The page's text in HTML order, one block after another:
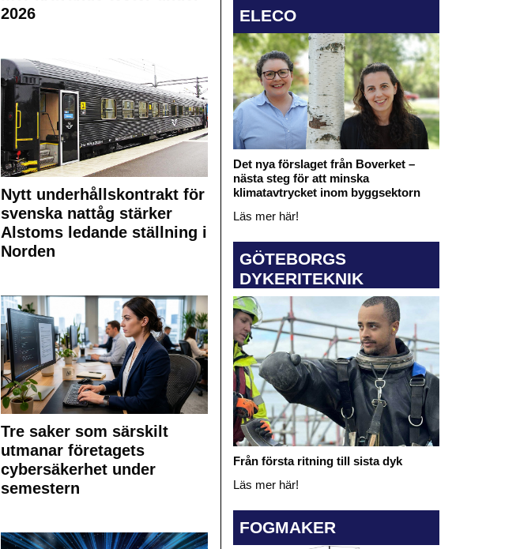
2026
Nytt underhållskontrakt för
svenska nattåg stärker
Alstoms ledande ställning i
Norden
Tre saker som särskilt
utmanar företagets
cybersäkerhet under
semestern
ELECO
Det nya förslaget från Boverket –
nästa steg för att minska
klimatavtrycket inom byggsektorn
Läs mer här!
GÖTEBORGS
DYKERITEKNIK
Från första ritning till sista dyk
Läs mer här!
FOGMAKER